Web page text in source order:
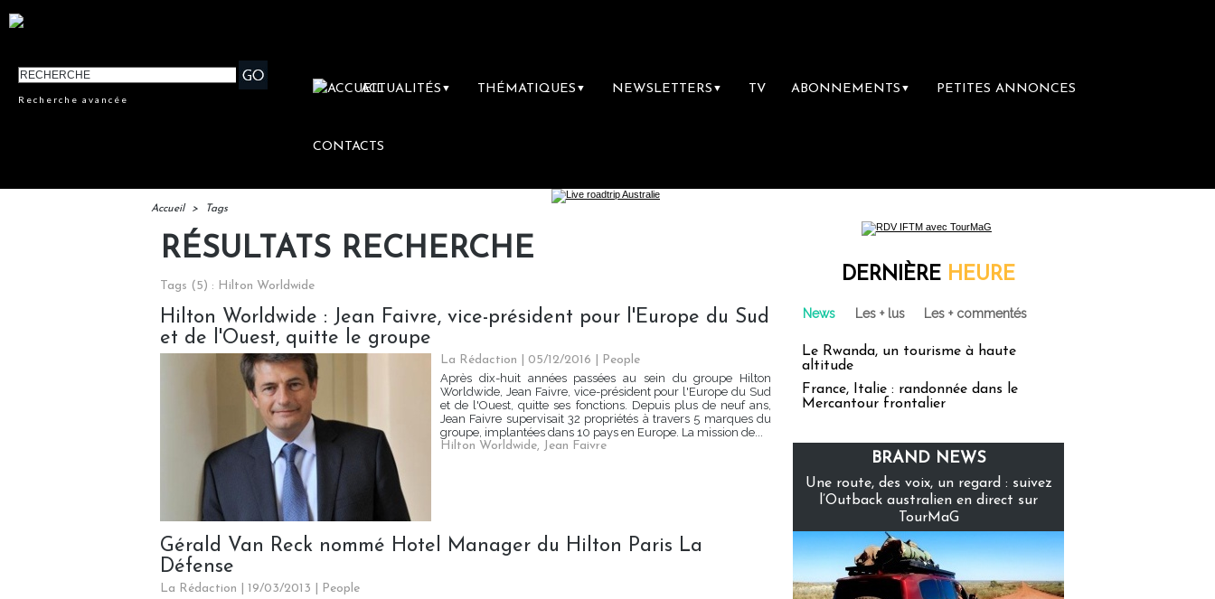
Recherche avancée
ACTUALITÉS ▼ THÉMATIQUES ▼ NEWSLETTERS ▼ TV ABONNEMENTS ▼ PETITES ANNONCES
CONTACTS
Accueil > Tags
RÉSULTATS RECHERCHE
Tags (5) : Hilton Worldwide
Hilton Worldwide : Jean Faivre, vice-président pour l'Europe du Sud
et de l'Ouest, quitte le groupe
La Rédaction | 05/12/2016
People
Après dix-huit années passées au sein du groupe Hilton
Worldwide, Jean Faivre, vice-président pour l'Europe du Sud
et de l'Ouest, quitte ses fonctions. Depuis plus de neuf ans,
Jean Faivre supervisait 32 propriétés à travers 5 marques du
groupe, implantées dans 10 pays en Europe. La mission de...
Hilton Worldwide, Jean Faivre
Gérald Van Reck nommé Hotel Manager du Hilton Paris La
Défense
La Rédaction | 19/03/2013
People
DERNIÈRE HEURE
News Les + lus Les + commentés
Le Rwanda, un tourisme à haute
altitude
France, Italie : randonnée dans le
Mercantour frontalier
BRAND NEWS
Une route, des voix, un regard : suivez
l’Outback australien en direct sur
TourMaG